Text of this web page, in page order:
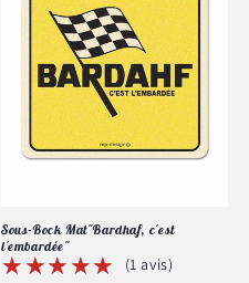
Sous-Bock Mat"Bardhaf, c'est
l'embardée"
★★★★★
★★★★★ (1 avis)